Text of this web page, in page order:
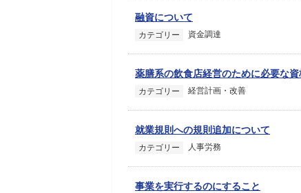
融資について
カテゴリー 資金調達
薬膳系の飲食店経営のために必要な
カテゴリー 経営計画・改善
就業規則への規則追加について
カテゴリー 人事労務
事業を実行するのにすること